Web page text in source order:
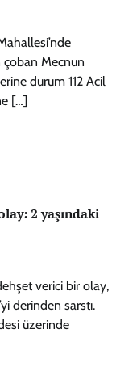
çoban Mecnun
durum 112 Acil
[…]
2 yaşındaki
verici bir olay,
derinden sarstı.
üzerinde